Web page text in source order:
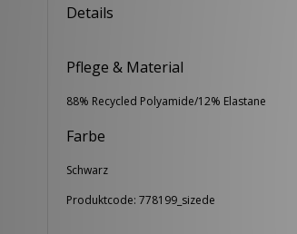
Details
Pflege & Material
88% Recycled Polyamide/12% Elastane
Farbe
Schwarz
Produktcode: 778199_sizede